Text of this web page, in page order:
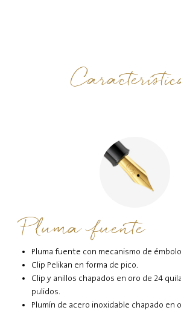
Pluma fuente
Pluma fuente con mecanismo de
Clip Pelikan en forma de pico.
Clip y anillos chapados en oro de 24
pulidos.
Plumín de acero inoxidable chapado en